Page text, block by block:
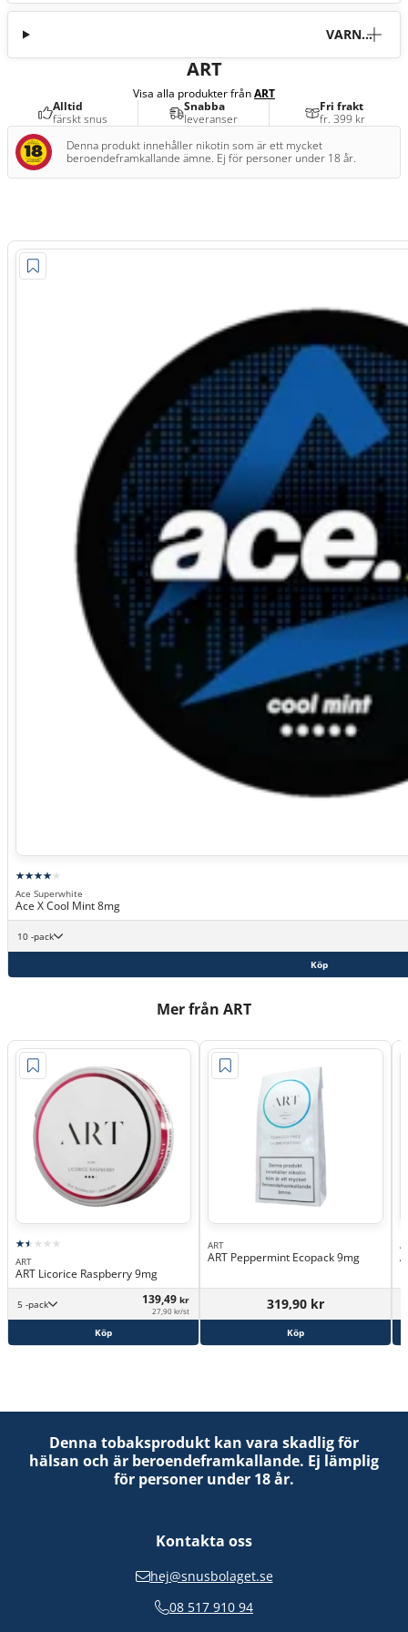
VARNI
ART
Visa alla produkter frånART
Alltid
färskt snus
Snabba
leveranser
Fri frakt
fr. 399 kr
Denna produkt innehåller nikotin som är ett mycket
beroendeframkallande ämne. Ej för personer under 18 år.
Ace Superwhite
Ace X Cool Mint 8mg
10 -pack
Köp
Mer från ART
ART
ART Licorice Raspberry 9mg
5 -pack 139,49 kr
27,90 kr/st
Köp
ART
ART Peppermint Ecopack 9mg
319,90 kr
Köp
Denna tobaksprodukt kan vara skadlig för
hälsan och är beroendeframkallande. Ej lämplig
för personer under 18 år.
Kontakta oss
hej@snusbolaget.se
08 517 910 94